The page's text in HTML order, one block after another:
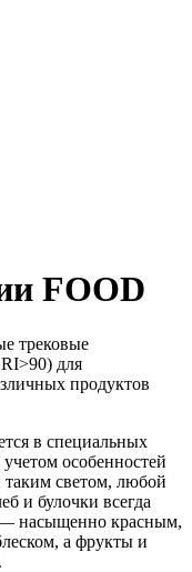
FOOD
трековые
для
продуктов
в специальных
особенностей
светом, любой
и булочки всегда
насыщенно красным,
а фрукты и